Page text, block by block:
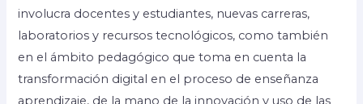
involucra docentes y estudiantes, nuevas carreras,
laboratorios y recursos tecnológicos, como también
en el ámbito pedagógico que toma en cuenta la
transformación digital en el proceso de enseñanza
aprendizaje, de la mano de la innovación y uso de las